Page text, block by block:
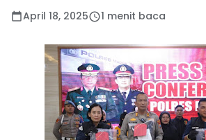
April 18, 2025 1 menit baca